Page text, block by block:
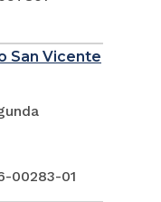
San Vicente
00283-01